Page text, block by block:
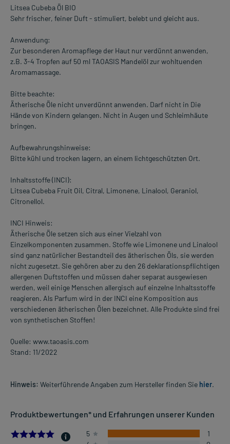
Litsea Cubeba Öl BIO
Sehr frischer, feiner Duft - stimuliert, belebt und gleicht aus.
Anwendung:
Zur besonderen Aromapflege der Haut nur verdünnt anwenden,
z.B. 3-4 Tropfen auf 50 ml TAOASIS Mandelöl zur wohltuenden
Aromamassage.
Bitte beachte:
Ätherische Öle nicht unverdünnt anwenden. Darf nicht in Die
Hände von Kindern gelangen. Nicht in Augen und Schleimhäute
bringen.
Aufbewahrungshinweise:
Bitte kühl und trocken lagern, an einem lichtgeschützten Ort.
Inhaltsstoffe (INCI):
Litsea Cubeba Fruit Oil, Citral, Limonene, Linalool, Geraniol,
Citronellol.
INCI Hinweis:
Ätherische Öle setzen sich aus einer Vielzahl von
Einzelkomponenten zusammen. Stoffe wie Limonene und Linalool
sind ganz natürlicher Bestandteil des ätherischen Öls, sie werden
nicht zugesetzt. Sie gehören aber zu den 26 deklarationspflichtigen
allergenen Duftstoffen und müssen daher separat ausgewiesen
werden, weil einige Menschen allergisch auf einzelne Inhaltsstoffe
reagieren. Als Parfum wird in der INCI eine Komposition aus
verschiedenen ätherischen Ölen bezeichnet. Alle Produkte sind frei
von synthetischen Stoffen!
Quelle: www.taoasis.com
Stand: 11/2022
Hinweis: Weiterführende Angaben zum Hersteller finden Sie hier.
Produktbewertungen* und Erfahrungen unserer Kunden
5.0 5
1